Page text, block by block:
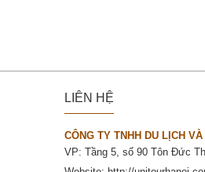
LIÊN HỆ
CÔNG TY TNHH DU LỊCH
VP: Tầng 5, số 90 Tôn Đức